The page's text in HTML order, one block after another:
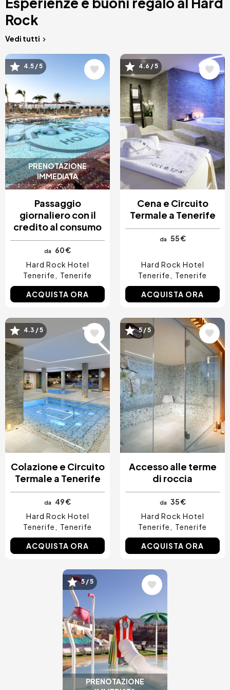
Rock
Vedi tutti
PRENOTAZIONE
IMMEDIATA
Immagine
4.5 / 5
Passaggio
giornaliero con il
credito al consumo
da
60 €
Hard Rock Hotel
Tenerife
Tenerife
ACQUISTA ORA
Immagine
4.6 / 5
Cena e Circuito
Termale a Tenerife
da 55 €
Hard Rock Hotel
Tenerife
Tenerife
ACQUISTA ORA
Immagine
4.3 / 5
Colazione e Circuito
Termale a Tenerife
da
49 €
Hard Rock Hotel
Tenerife
Tenerife
ACQUISTA ORA
Immagine
5 / 5
Accesso alle terme
di roccia
da 35 €
Hard Rock Hotel
Tenerife
Tenerife
ACQUISTA ORA
PRENOTAZIONE
Immagine
5 / 5